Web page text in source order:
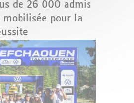
de 26 000 admis
pour la